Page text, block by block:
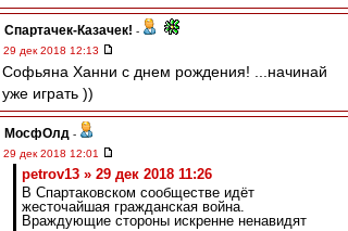
Спартачек-Казачек! -
29 дек 2018 12:13
Софьяна Ханни с днем рождения! ...начинай
уже играть ))
МосфОлд -
29 дек 2018 12:01
petrov13 » 29 дек 2018 11:26
В Спартаковском сообществе идёт
жесточайшая гражданская война.
Враждующие стороны искренне ненавидят